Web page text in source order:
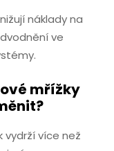
náklady na
ve
mřížky
vydrží více než